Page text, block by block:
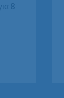
8